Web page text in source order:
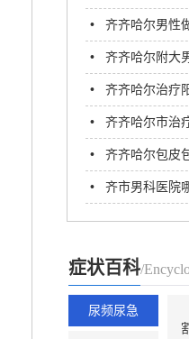
正规男科医院
• 齐齐哈尔男性
市附大医院男
• 齐齐哈尔附大
靠谱吗?
• 齐齐哈尔治疗
般需要多久才
• 齐齐哈尔市治
好?齐齐哈尔
• 齐齐哈尔包皮
• 齐市男科医院
大男科医院
症状百科/
尿频尿急